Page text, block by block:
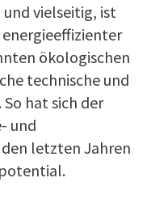
vielseitig, ist
ökologischen
technische und
hat sich der
und
letzten Jahren